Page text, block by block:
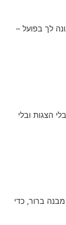
לך בפועל –
הצגות ובלי
ברור, כדי